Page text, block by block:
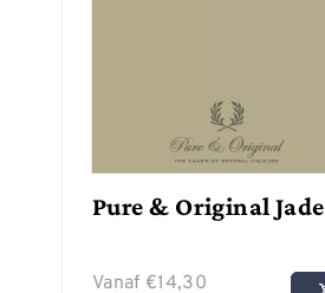
Pure & Original Jade
Vanaf €14,30